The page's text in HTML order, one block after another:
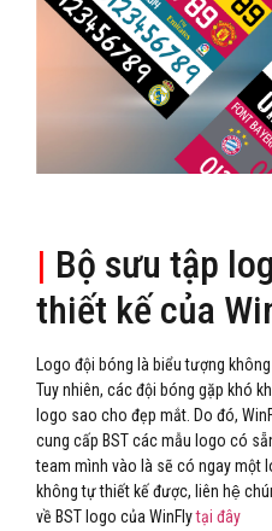
| Bộ sưu tập
thiết kế của
Logo đội bóng là biểu tượng
Tuy nhiên, các đội bóng gặp khó
logo sao cho đẹp mắt. Do đó,
cung cấp BST các mẫu logo có
team mình vào là sẽ có ngay một
không tự thiết kế được, liên hệ
về BST logo của WinFlytại đây